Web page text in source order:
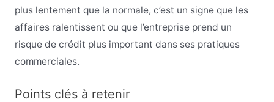
plus lentement que la normale, c’est un signe que les
affaires ralentissent ou que l’entreprise prend un
risque de crédit plus important dans ses pratiques
commerciales.
Points clés à retenir